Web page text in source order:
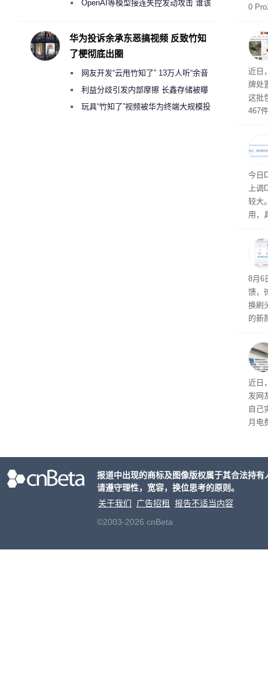
0
装
代旗
近日
牌处
这批
467
将
今日
上
较大
用，
8月6
馈，
换刷
的新
近日
发网
自己
月电
2000美元一晚 遭讽“反乌托邦”
OpenAI等模型接连失控发动攻击 谁该
华为投诉余承东恶搞视频 反致竹知
了梗彻底出圈
网友开发“云甩竹知了” 13万人听“余音
绕梁”利益分歧引发内部摩擦 长鑫存储被曝
曾将华为驻场工程师驱逐出研发基地
玩具“竹知了”视频被华为终端大规模投
报道中出现的商标及图像版权属于其合法持
请遵守理性，宽容，换位思考的原则。
关于我们
广告招租
报告不适当内容
©2003-2026 cnBeta